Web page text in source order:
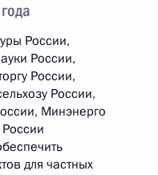
России,
России,
России,
России,
Минэнерго
для частных